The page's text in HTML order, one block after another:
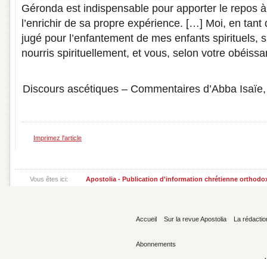
Géronda est indispensable pour apporter le repos
l’enrichir de sa propre expérience. […] Moi, en tant
jugé pour l’enfantement de mes enfants spirituels,
nourris spirituellement, et vous, selon votre
Discours ascétiques – Commentaires d’Abba
Imprimez l'article
Vous êtes ici: Apostolia - Publication d'information chrétienne
Accueil Sur la revue Apostolia La
Abonnements